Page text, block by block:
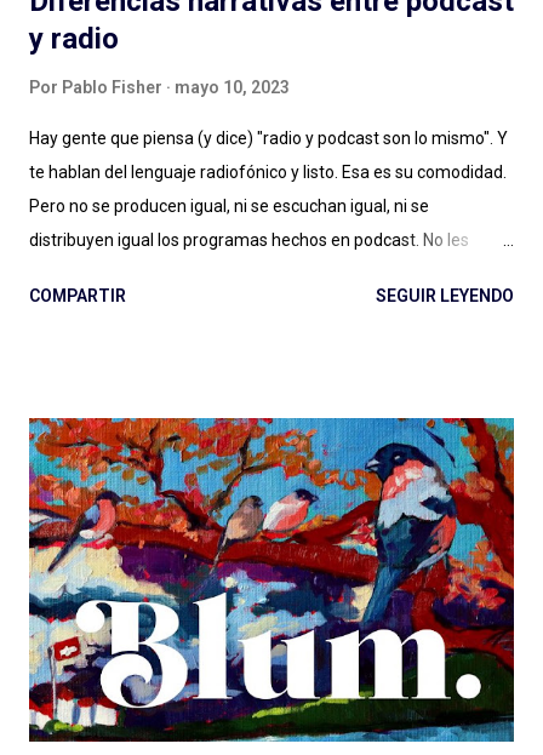
y radio
Por Pablo Fisher mayo 10, 2023
Hay gente que piensa (y dice) "radio y podcast son lo mismo". Y
te hablan del lenguaje radiofónico y listo. Esa es su comodidad.
Pero no se producen igual, ni se escuchan igual, ni se
distribuyen igual los programas hechos en podcast. No les
(podcast), con escuchar el páramo creativo (radio) vs. la
Porque los debates no pueden ser eternos. Y entonces
hablamos de lenguaje sonoro, hablamos de audio digital a
demanda del siglo XXI, hablamos de géneros, formatos, estilos.
Compartimos programas hechos para audiencias regionales,
globales, en nuestro idioma. Pero hay que aportar , siento en
este momento, un granito más al debate: el de las diferencias
narrativas entre una cosa y la otra. Más allá de las instancias de
producción, distribución y es...
COMPARTIR SEGUIR LEYENDO